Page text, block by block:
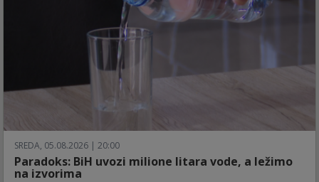
SREDA, 05.08.2026 | 20:00
Paradoks: BiH uvozi milione litara vode, a ležimo
na izvorima